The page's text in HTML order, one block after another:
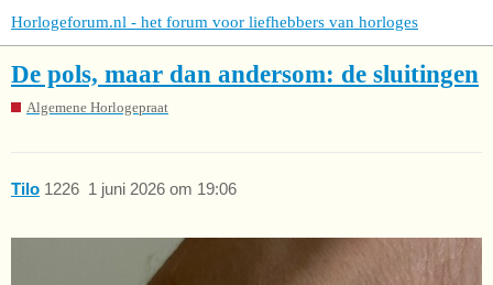
Horlogeforum.nl - het forum voor liefhebbers van horloges
De pols, maar dan andersom: de sluitingen
Algemene Horlogepraat
Tilo 1 juni 2026 om 19:06
1226